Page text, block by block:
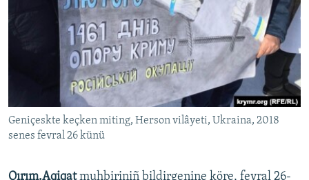
Українською
Geniçeskte keçken miting, Herson vilâyeti, Ukraina, 2018
senes fevral 26 künü
Qırım.Aqiqatmuhbiriniñ bildirgenine köre, fevral 26-